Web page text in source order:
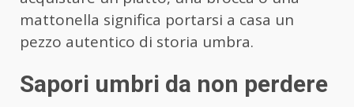
mattonella significa portarsi a casa un
pezzo autentico di storia umbra.
Sapori umbri da non perdere